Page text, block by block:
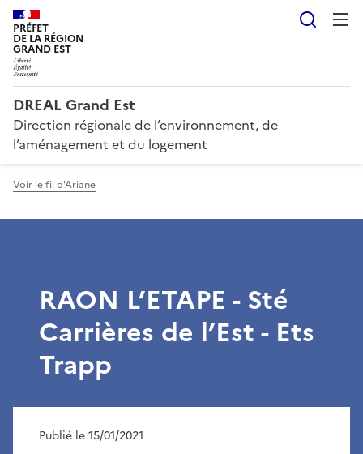
PRÉFET
DE LA RÉGION
GRAND EST
DREAL Grand Est
Direction régionale de l’environnement, de
l’aménagement et du logement
Voir le fil d'Ariane
RAON L’ETAPE - Sté
Carrières de l’Est - Ets
Trapp
Publié le 15/01/2021